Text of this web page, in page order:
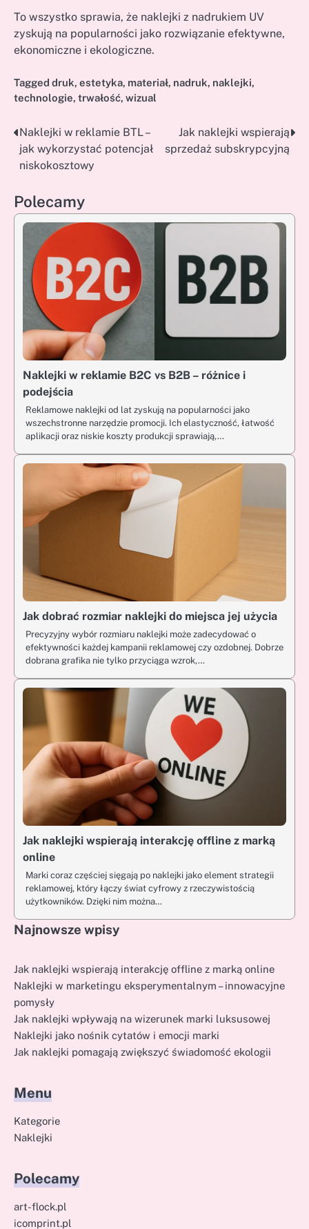
To wszystko sprawia, że naklejki z nadrukiem UV
zyskują na popularności jako rozwiązanie efektywne,
ekonomiczne i ekologiczne.
Tagged druk, estetyka, materiał, nadruk, naklejki,
technologie, trwałość, wizual
Nawigacja
wpisu
Naklejki w reklamie BTL –
jak wykorzystać potencjał
niskokosztowy
Jak naklejki wspierają
sprzedaż subskrypcyjną
Polecamy
Naklejki w reklamie B2C vs B2B – różnice i
podejścia
Reklamowe naklejki od lat zyskują na popularności jako
wszechstronne narzędzie promocji. Ich elastyczność, łatwość
aplikacji oraz niskie koszty produkcji sprawiają,…
Jak dobrać rozmiar naklejki do miejsca jej użycia
Precyzyjny wybór rozmiaru naklejki może zadecydować o
efektywności każdej kampanii reklamowej czy ozdobnej. Dobrze
dobrana grafika nie tylko przyciąga wzrok,…
Jak naklejki wspierają interakcję offline z marką
online
Marki coraz częściej sięgają po naklejki jako element strategii
reklamowej, który łączy świat cyfrowy z rzeczywistością
użytkowników. Dzięki nim można…
Najnowsze wpisy
Jak naklejki wspierają interakcję offline z marką online
Naklejki w marketingu eksperymentalnym – innowacyjne
pomysły
Jak naklejki wpływają na wizerunek marki luksusowej
Naklejki jako nośnik cytatów i emocji marki
Jak naklejki pomagają zwiększyć świadomość ekologii
Menu
Kategorie
Naklejki
Polecamy
art-flock.pl
icomprint.pl